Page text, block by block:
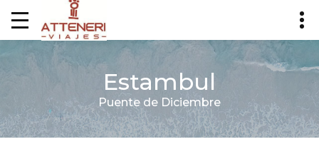
Estambul
Puente de Diciembre